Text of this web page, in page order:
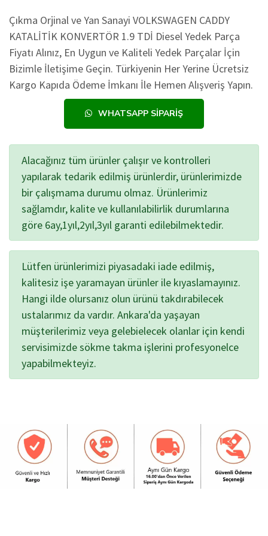
Çıkma Orjinal ve Yan Sanayi VOLKSWAGEN CADDY
KATALİTİK KONVERTÖR 1.9 TDİ Diesel Yedek Parça
Fiyatı Alınız, En Uygun ve Kaliteli Yedek Parçalar İçin
Bizimle İletişime Geçin. Türkiyenin Her Yerine Ücretsiz
Kargo Kapıda Ödeme İmkanı İle Hemen Alışveriş Yapın.
WHATSAPP SIPARIŞ
Alacağınız tüm ürünler çalışır ve kontrolleri
yapılarak tedarik edilmiş ürünlerdir, ürünlerimizde
bir çalışmama durumu olmaz. Ürünlerimiz
sağlamdır, kalite ve kullanılabilirlik durumlarına
göre 6ay,1yıl,2yıl,3yıl garanti edilebilmektedir.
Lütfen ürünlerimizi piyasadaki iade edilmiş,
kalitesiz işe yaramayan ürünler ile kıyaslamayınız.
Hangi ilde olursanız olun ürünü takdırabilecek
ustalarımız da vardır. Ankara'da yaşayan
müşterilerimiz veya gelebielecek olanlar için kendi
servisimizde sökme takma işlerini profesyonelce
yapabilmekteyiz.